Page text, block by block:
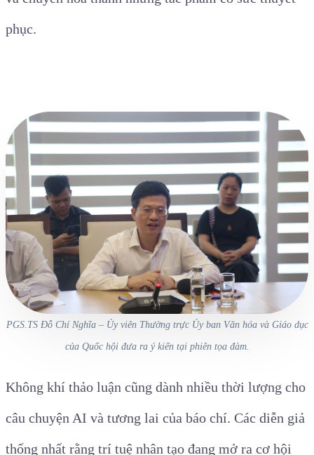
phục.
PGS.TS Đỗ Chí Nghĩa – Ủy viên Thường trực Ủy ban Văn hóa và Giáo dục
của Quốc hội đưa ra ý kiến tại phiên tọa đàm.
Không khí thảo luận cũng dành nhiều thời lượng cho
câu chuyện AI và tương lai của báo chí. Các diễn giả
thống nhất rằng trí tuệ nhân tạo đang mở ra cơ hội